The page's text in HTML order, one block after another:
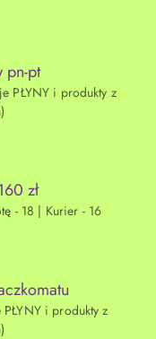
pn-pt
PŁYNY i produkty z
zł
- 18 | Kurier - 16
i produkty z